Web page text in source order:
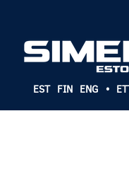
EST FIN ENG •